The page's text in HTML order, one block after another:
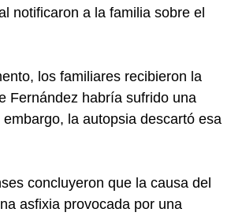
notificaron a la familia sobre el
los familiares recibieron la
Fernández habría sufrido una
la autopsia descartó esa
concluyeron que la causa del
asfixia provocada por una